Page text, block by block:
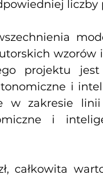
liczby
wzorów i
projektu
i
w zakresie
i
całkowita